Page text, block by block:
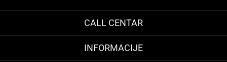
CALL CENTAR
INFORMACIJE